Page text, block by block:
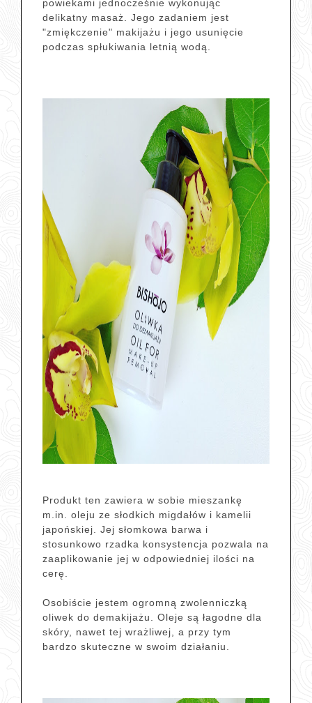
powiekami jednocześnie wykonując
delikatny masaż. Jego zadaniem jest
"zmiękczenie" makijażu i jego usunięcie
podczas spłukiwania letnią wodą.
Produkt ten zawiera w sobie mieszankę
m.in. oleju ze słodkich migdałów i kamelii
japońskiej. Jej słomkowa barwa i
stosunkowo rzadka konsystencja pozwala na
zaaplikowanie jej w odpowiedniej ilości na
cerę.
Osobiście jestem ogromną zwolenniczką
oliwek do demakijażu. Oleje są łagodne dla
skóry, nawet tej wrażliwej, a przy tym
bardzo skuteczne w swoim działaniu.